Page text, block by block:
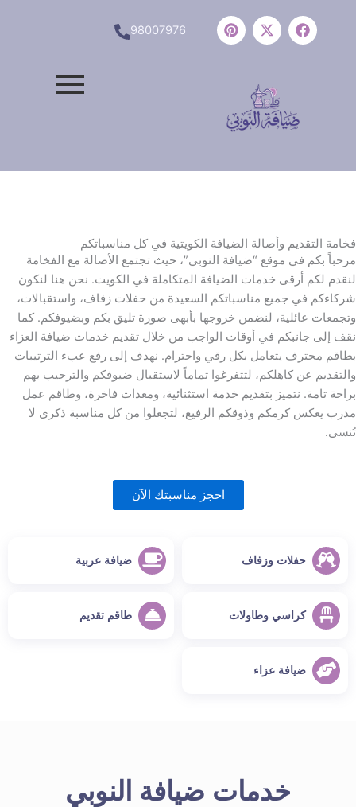
F
a
k
X
-
t
t
e
P
i
s
t
98007976
التقديم وأصالة الضيافة الكويتية في كل مناسباتكم
بكم في موقع “ضيافة النوبي”، حيث تجتمع الأصالة مع الفخامة
لكم أرقى خدمات الضيافة المتكاملة في الكويت. نحن هنا لنكون
في جميع مناسباتكم السعيدة من حفلات زفاف، واستقبالات،
عائلية، لنضمن خروجها بأبهى صورة تليق بكم وبضيوفكم. كما
إلى جانبكم في أوقات الواجب من خلال تقديم خدمات ضيافة العزاء
محترف يتعامل بكل رقي واحترام. نهدف إلى رفع عبء الترتيبات
عن كاهلكم، لتتفرغوا تماماً لاستقبال ضيوفكم والترحيب بهم
تامة. نتميز بتقديم خدمة استثنائية، ومعدات فاخرة، وطاقم عمل
يعكس كرمكم وذوقكم الرفيع، لتجعلوا من كل مناسبة ذكرى لا
احجز مناسبتك الآن
حفلات وزفاف ضيافة عربية
كراسي وطاولات طاقم تقديم
ضيافة عزاء
خدمات ضيافة النوبي